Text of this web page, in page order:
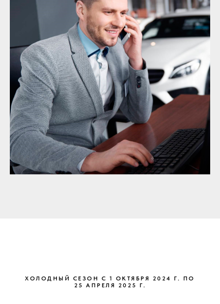
ХОЛОДНЫЙ СЕЗОН С 1 ОКТЯБРЯ 2024 Г. ПО
25 АПРЕЛЯ 2025 Г.